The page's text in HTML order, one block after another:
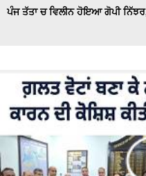
ਪੰਜ ਤੱਤਾ ਚ ਵਿਲੀਨ ਹੋਇਆ ਗੋਪੀ